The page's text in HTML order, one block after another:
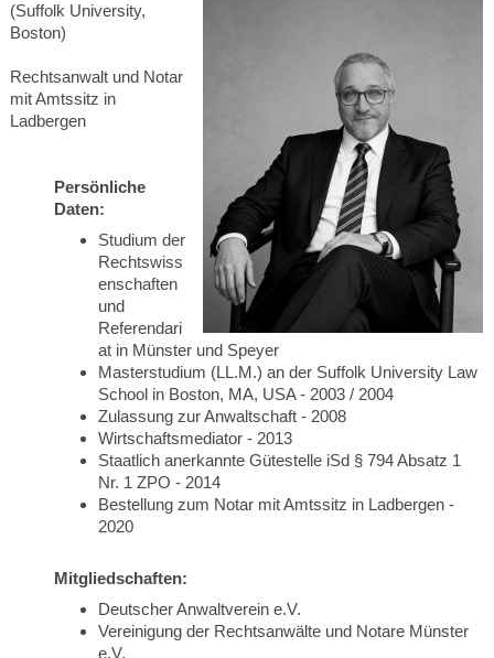
(Suffolk University,
Boston)
Rechtsanwalt und Notar
mit Amtssitz in
Ladbergen
Persönliche
Daten:
Studium der
Rechtswiss
enschaften
und
Referendari
at in Münster und Speyer
Masterstudium (LL.M.) an der Suffolk University Law
School in Boston, MA, USA - 2003 / 2004
Zulassung zur Anwaltschaft - 2008
Wirtschaftsmediator - 2013
Staatlich anerkannte Gütestelle iSd § 794 Absatz 1
Nr. 1 ZPO - 2014
Bestellung zum Notar mit Amtssitz in Ladbergen -
2020
Mitgliedschaften:
Deutscher Anwaltverein e.V.
Vereinigung der Rechtsanwälte und Notare Münster
e.V.